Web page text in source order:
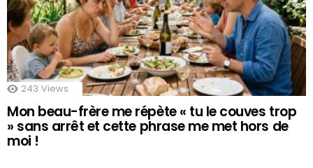
243 Views
Mon beau-frère me répète « tu le couves trop
» sans arrêt et cette phrase me met hors de
moi !